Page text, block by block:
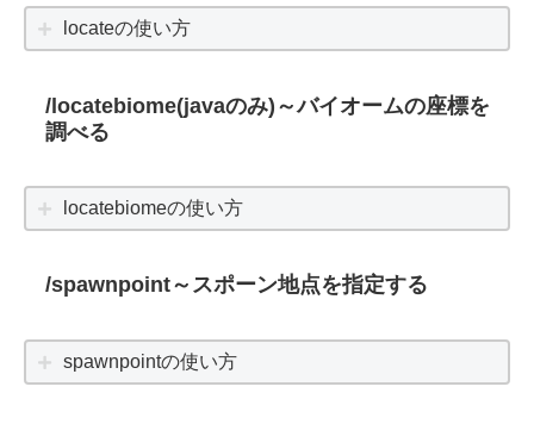
locateの使い方
/locatebiome(javaのみ)～バイオームの座標を
調べる
locatebiomeの使い方
/spawnpoint～スポーン地点を指定する
spawnpointの使い方